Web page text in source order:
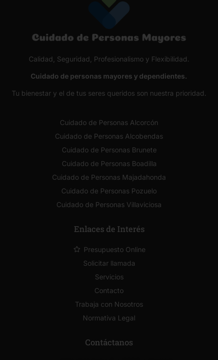
Calidad, Seguridad, Profesionalismo y Flexibilidad.
Cuidado de personas mayores y dependientes.
Tu bienestar y el de tus seres queridos son nuestra prioridad.
Cuidado de Personas Alcorcón
Cuidado de Personas Alcobendas
Cuidado de Personas Brunete
Cuidado de Personas Boadilla
Cuidado de Personas Majadahonda
Cuidado de Personas Pozuelo
Cuidado de Personas Villaviciosa
Enlaces de Interés
Presupuesto Online
Solicitar llamada
Servicios
Contacto
Trabaja con Nosotros
Normativa Legal
Contáctanos